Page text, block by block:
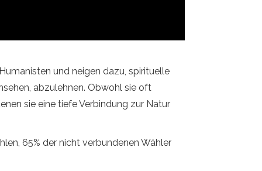
und neigen dazu, spirituelle
abzulehnen. Obwohl sie oft
sie eine tiefe Verbindung zur Natur
65% der nicht verbundenen Wähler